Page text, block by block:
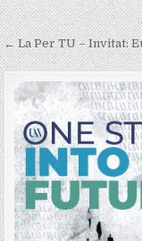
Post
navigation
← La Per TU – Invitat: